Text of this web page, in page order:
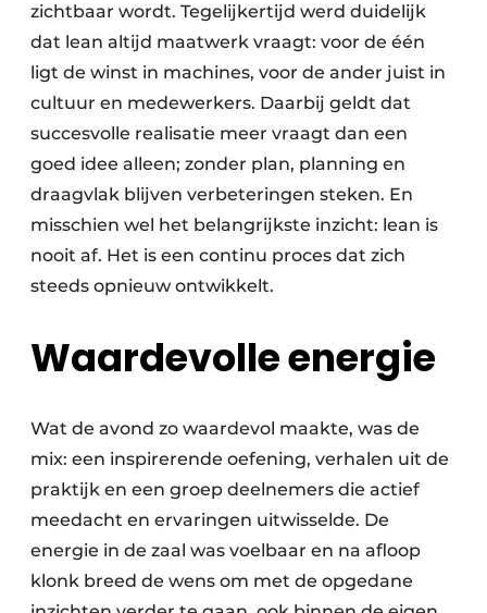
zichtbaar wordt. Tegelijkertijd werd duidelijk
dat lean altijd maatwerk vraagt: voor de één
ligt de winst in machines, voor de ander juist in
cultuur en medewerkers. Daarbij geldt dat
succesvolle realisatie meer vraagt dan een
goed idee alleen; zonder plan, planning en
draagvlak blijven verbeteringen steken. En
misschien wel het belangrijkste inzicht: lean is
nooit af. Het is een continu proces dat zich
steeds opnieuw ontwikkelt.
Waardevolle energie
Wat de avond zo waardevol maakte, was de
mix: een inspirerende oefening, verhalen uit de
praktijk en een groep deelnemers die actief
meedacht en ervaringen uitwisselde. De
energie in de zaal was voelbaar en na afloop
klonk breed de wens om met de opgedane